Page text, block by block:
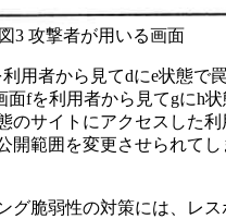
図3 攻撃者が用いる画面
利用者から見てdにe状態で
面fを利用者から見てgにh状
のサイトにアクセスした利
開範囲を変更させられて
グ脆弱性の対策には、レ